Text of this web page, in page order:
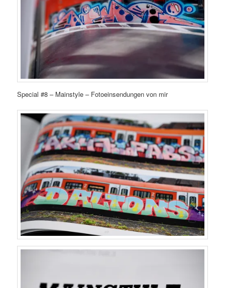
Special #8 – Mainstyle – Fotoeinsendungen von mir